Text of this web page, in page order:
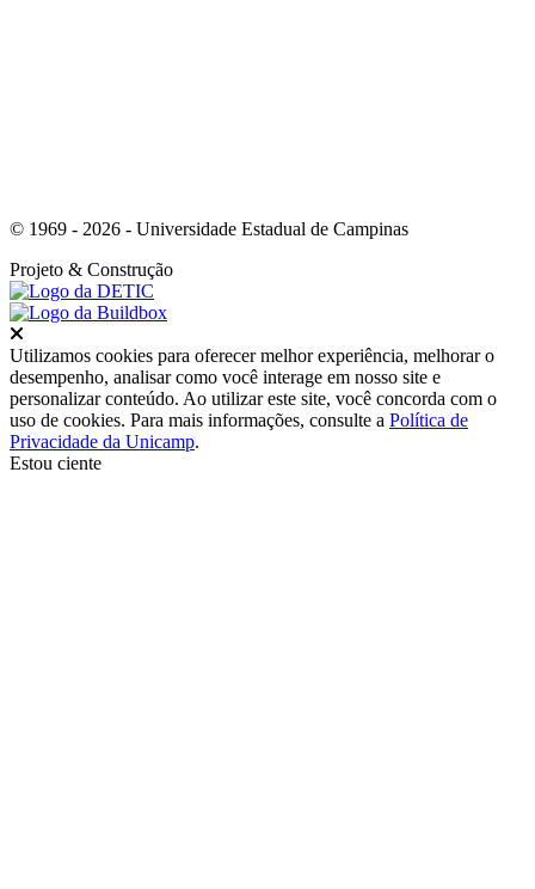
© 1969 - 2026 - Universidade Estadual de Campinas
Projeto & Construção
Utilizamos cookies para oferecer melhor experiência, melhorar o
desempenho, analisar como você interage em nosso site e
personalizar conteúdo. Ao utilizar este site, você concorda com o
uso de cookies. Para mais informações, consulte a Política de
Privacidade da Unicamp.
Estou ciente